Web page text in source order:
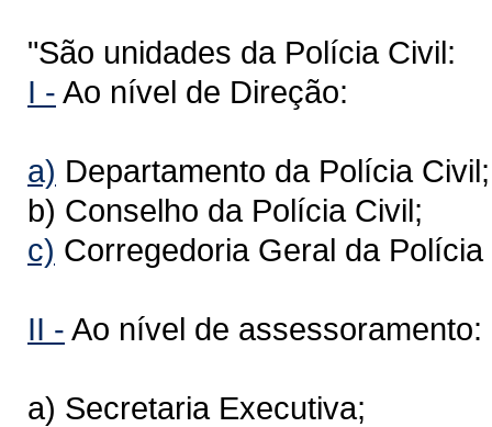
"São unidades da Polícia Civil:
I - Ao nível de Direção:
a) Departamento da Polícia Civil;
b) Conselho da Polícia Civil;
c) Corregedoria Geral da Polícia
II - Ao nível de assessoramento:
a) Secretaria Executiva;